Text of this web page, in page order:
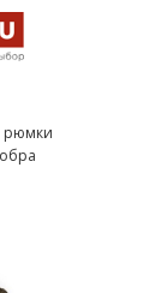
рюмки